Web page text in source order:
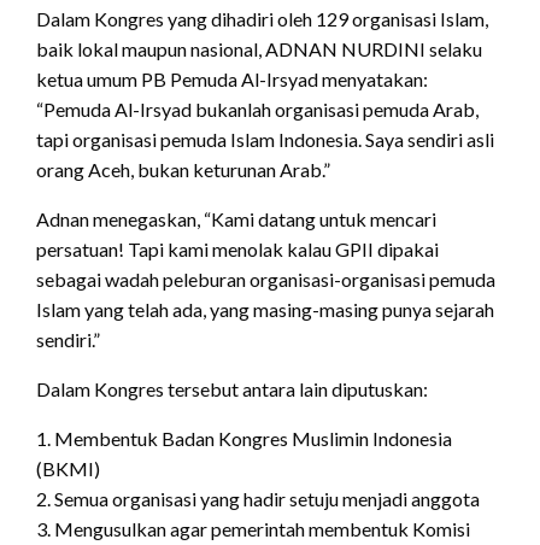
Dalam Kongres yang dihadiri oleh 129 organisasi Islam,
baik lokal maupun nasional, ADNAN NURDINI selaku
ketua umum PB Pemuda Al-Irsyad menyatakan:
“Pemuda Al-Irsyad bukanlah organisasi pemuda Arab,
tapi organisasi pemuda Islam Indonesia. Saya sendiri asli
orang Aceh, bukan keturunan Arab.”
Adnan menegaskan, “Kami datang untuk mencari
persatuan! Tapi kami menolak kalau GPII dipakai
sebagai wadah peleburan organisasi-organisasi pemuda
Islam yang telah ada, yang masing-masing punya sejarah
sendiri.”
Dalam Kongres tersebut antara lain diputuskan:
1. Membentuk Badan Kongres Muslimin Indonesia
(BKMI)
2. Semua organisasi yang hadir setuju menjadi anggota
3. Mengusulkan agar pemerintah membentuk Komisi